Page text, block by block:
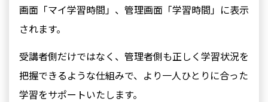
画面「マイ学習時間」、管理画面「学習時間」に表示
されます。
受講者側だけではなく、管理者側も正しく学習状況を
把握できるような仕組みで、より一人ひとりに合った
学習をサポートいたします。